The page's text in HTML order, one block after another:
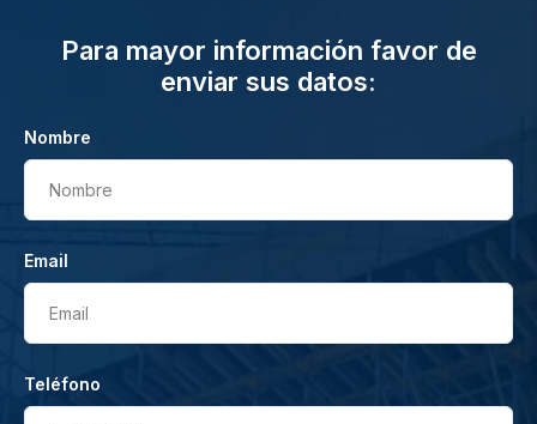
Para mayor información favor de
enviar sus datos:
Nombre
Nombre
Email
Email
Teléfono